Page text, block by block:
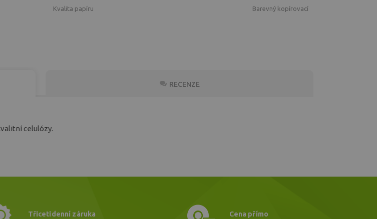
Kvalita papíru Barevný kopírovací
RECENZE
celulózy.
Třicetidenní záruka
Cena přímo